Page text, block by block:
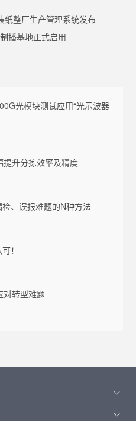
纸整厂生产管理系统发布
播基地正式启用
光模块测试应用“光示波器
提升分拣效率及精度
、误报难题的N种方法
！
对转型难题